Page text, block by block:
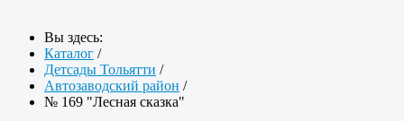
Вы здесь:
Каталог /
Детсады Тольятти /
Автозаводский район /
№ 169 "Лесная сказка"